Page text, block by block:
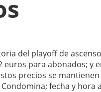
del playoff de
euros para abonados; y
precios se mantienen
fecha y hora